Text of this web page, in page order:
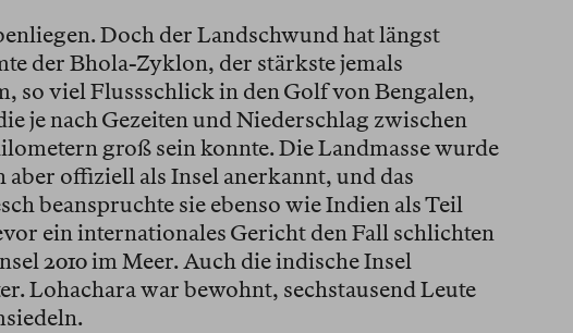
Doch der Landschwund hat längst
der Bhola-Zyklon, der stärkste jemals
so viel Flussschlick in den Golf von Bengalen,
je nach Gezeiten und Niederschlag zwischen
groß sein konnte. Die Landmasse wurde
aber offiziell als Insel anerkannt, und das
beanspruchte sie ebenso wie Indien als Teil
ein internationales Gericht den Fall schlichten
2010 im Meer. Auch die indische Insel
Lohachara war bewohnt, sechstausend Leute